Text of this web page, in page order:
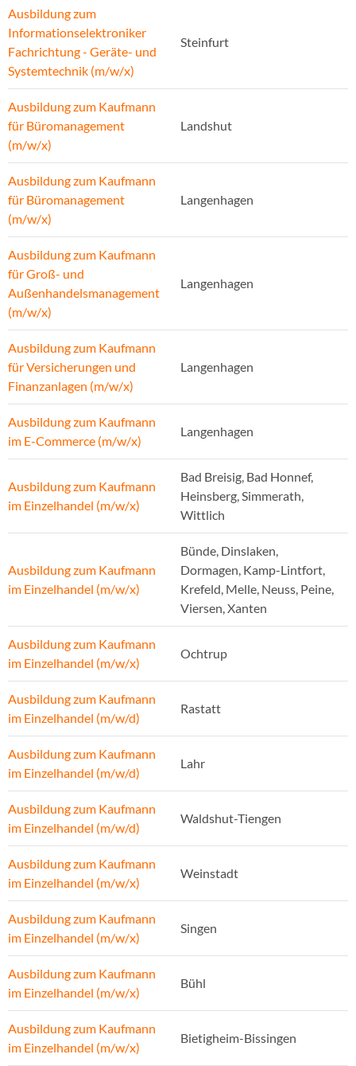
Ausbildung zum
Informationselektroniker
Fachrichtung - Geräte- und
Systemtechnik (m/w/x)
Steinfurt
Ausbildung zum Kaufmann
für Büromanagement
(m/w/x)
Landshut
Ausbildung zum Kaufmann
für Büromanagement
(m/w/x)
Langenhagen
Ausbildung zum Kaufmann
für Groß- und
Außenhandelsmanagement
(m/w/x)
Langenhagen
Ausbildung zum Kaufmann
für Versicherungen und
Finanzanlagen (m/w/x)
Langenhagen
Ausbildung zum Kaufmann
im E-Commerce (m/w/x)
Langenhagen
Ausbildung zum Kaufmann
im Einzelhandel (m/w/x)
Bad Breisig, Bad Honnef,
Heinsberg, Simmerath,
Wittlich
Ausbildung zum Kaufmann
im Einzelhandel (m/w/x)
Bünde, Dinslaken,
Dormagen, Kamp-Lintfort,
Krefeld, Melle, Neuss, Peine,
Viersen, Xanten
Ausbildung zum Kaufmann
im Einzelhandel (m/w/x)
Ochtrup
Ausbildung zum Kaufmann
im Einzelhandel (m/w/d)
Rastatt
Ausbildung zum Kaufmann
im Einzelhandel (m/w/d)
Lahr
Ausbildung zum Kaufmann
im Einzelhandel (m/w/d)
Waldshut-Tiengen
Ausbildung zum Kaufmann
im Einzelhandel (m/w/x)
Weinstadt
Ausbildung zum Kaufmann
im Einzelhandel (m/w/x)
Singen
Ausbildung zum Kaufmann
im Einzelhandel (m/w/x)
Bühl
Ausbildung zum Kaufmann
im Einzelhandel (m/w/x)
Bietigheim-Bissingen